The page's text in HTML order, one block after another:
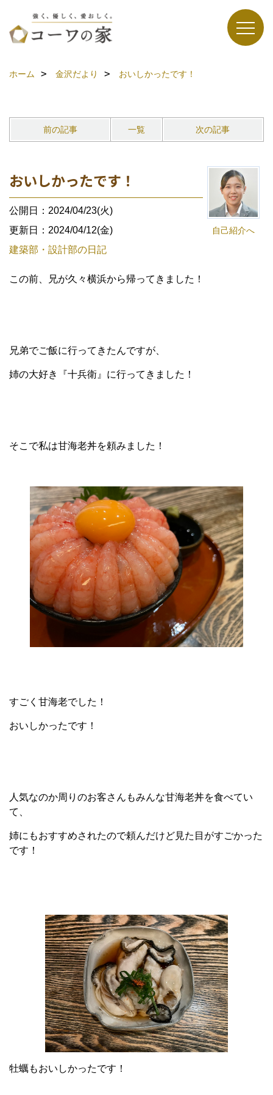
ホーム 金沢だより おいしかったです！
前の記事 一覧 次の記事
自己紹介へ
おいしかったです！
公開日：2024/04/23(火)
更新日：2024/04/12(金)
建築部・設計部の日記
この前、兄が久々横浜から帰ってきました！
兄弟でご飯に行ってきたんですが、
姉の大好き『十兵衛』に行ってきました！
そこで私は甘海老丼を頼みました！
すごく甘海老でした！
おいしかったです！
人気なのか周りのお客さんもみんな甘海老丼を食べてい
て、
姉にもおすすめされたので頼んだけど見た目がすごかった
です！
牡蠣もおいしかったです！